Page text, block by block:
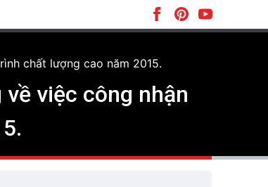
chất lượng cao năm 2015.
việc công nhận